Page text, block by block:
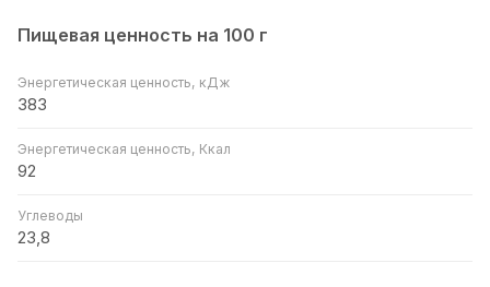
Пищевая ценность на 100 г
Энергетическая ценность, кДж
383
Энергетическая ценность, Ккал
92
Углеводы
23,8